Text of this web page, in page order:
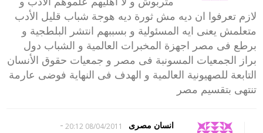
لازم تعرفوا ان ديه مش ثورة ديه هوجة شباب قليل الأدب
متعلمش يعنى ايه المسئولية و بسببهم انتشر البلطجية و
برطع فى مصر اجهزة المخبرات العالمية و الشباب دول
براز الجمعيات المسونبة فى مصر و جمعيات حقوق الأنسان
التابعة للصهيونية العالمية و الهدف فى النهاية فوضى عارمة
تنتهى بتقسيم مصر
انسان مصرى 08/04/2011 20:12
-